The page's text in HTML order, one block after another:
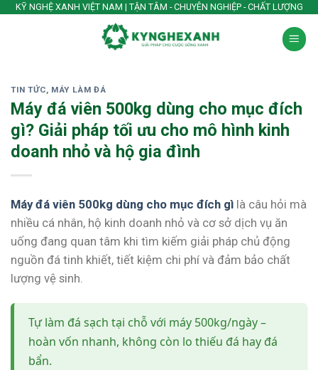
SkipKỸ NGHỆ XANH VIỆT NAM | TẬN TÂM - CHUYÊN NGHIỆP - CHẤT LƯỢNG
TIN TỨC, MÁY LÀM ĐÁ
Máy đá viên 500kg dùng cho mục đích
gì? Giải pháp tối ưu cho mô hình kinh
doanh nhỏ và hộ gia đình
Máy đá viên 500kg dùng cho mục đích gì là câu hỏi mà
nhiều cá nhân, hộ kinh doanh nhỏ và cơ sở dịch vụ ăn
uống đang quan tâm khi tìm kiếm giải pháp chủ động
nguồn đá tinh khiết, tiết kiệm chi phí và đảm bảo chất
lượng vệ sinh.
Tự làm đá sạch tại chỗ với máy 500kg/ngày –
hoàn vốn nhanh, không còn lo thiếu đá hay đá
bẩn.